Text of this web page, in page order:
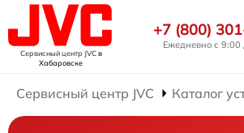
Сервисный центр JVCв
Хабаровске
+7 (800)
Ежедневно с 9:00
Сервисный центр JVC Каталог